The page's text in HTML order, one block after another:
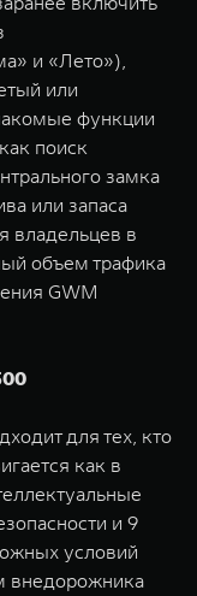
и «Лето»),
или
функции
поиск
замка
или запаса
владельцев в
объем трафика
GWM
для тех, кто
как в
и 9
условий
внедорожника